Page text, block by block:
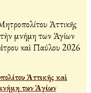
Ἀττικῆς καὶ
των Ἁγίων